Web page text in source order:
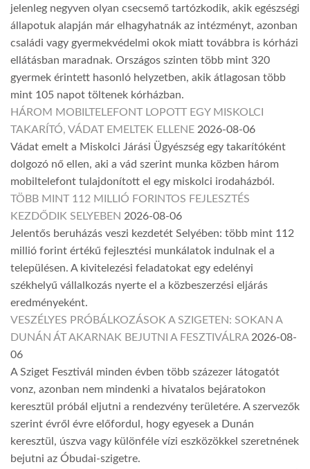
jelenleg negyven olyan csecsemő tartózkodik, akik egészségi
állapotuk alapján már elhagyhatnák az intézményt, azonban
családi vagy gyermekvédelmi okok miatt továbbra is kórházi
ellátásban maradnak. Országos szinten több mint 320
gyermek érintett hasonló helyzetben, akik átlagosan több
mint 105 napot töltenek kórházban.
HÁROM MOBILTELEFONT LOPOTT EGY MISKOLCI
TAKARÍTÓ, VÁDAT EMELTEK ELLENE 2026-08-06
Vádat emelt a Miskolci Járási Ügyészség egy takarítóként
dolgozó nő ellen, aki a vád szerint munka közben három
mobiltelefont tulajdonított el egy miskolci irodaházból.
TÖBB MINT 112 MILLIÓ FORINTOS FEJLESZTÉS
KEZDŐDIK SELYEBEN 2026-08-06
Jelentős beruházás veszi kezdetét Selyében: több mint 112
millió forint értékű fejlesztési munkálatok indulnak el a
településen. A kivitelezési feladatokat egy edelényi
székhelyű vállalkozás nyerte el a közbeszerzési eljárás
eredményeként.
VESZÉLYES PRÓBÁLKOZÁSOK A SZIGETEN: SOKAN A
DUNÁN ÁT AKARNAK BEJUTNI A FESZTIVÁLRA 2026-08-
06
A Sziget Fesztivál minden évben több százezer látogatót
vonz, azonban nem mindenki a hivatalos bejáratokon
keresztül próbál eljutni a rendezvény területére. A szervezők
szerint évről évre előfordul, hogy egyesek a Dunán
keresztül, úszva vagy különféle vízi eszközökkel szeretnének
bejutni az Óbudai-szigetre.